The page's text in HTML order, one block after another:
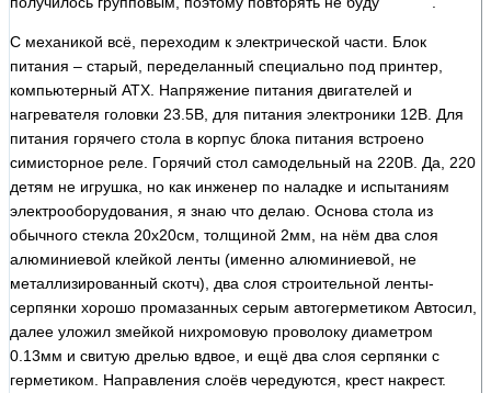
С механикой всё, переходим к электрической части. Блок
питания – старый, переделанный специально под принтер,
компьютерный ATX. Напряжение питания двигателей и
нагревателя головки 23.5В, для питания электроники 12В. Для
питания горячего стола в корпус блока питания встроено
симисторное реле. Горячий стол самодельный на 220В. Да, 220
детям не игрушка, но как инженер по наладке и испытаниям
электрооборудования, я знаю что делаю. Основа стола из
обычного стекла 20х20см, толщиной 2мм, на нём два слоя
алюминиевой клейкой ленты (именно алюминиевой, не
металлизированный скотч), два слоя строительной ленты-
серпянки хорошо промазанных серым автогерметиком Автосил,
далее уложил змейкой нихромовую проволоку диаметром
0.13мм и свитую дрелью вдвое, и ещё два слоя серпянки с
герметиком. Направления слоёв чередуются, крест накрест.